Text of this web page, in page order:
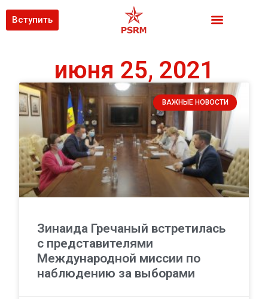
Вступить
июня 25, 2021
ВАЖНЫЕ НОВОСТИ
Зинаида Гречаный встретилась
с представителями
Международной миссии по
наблюдению за выборами